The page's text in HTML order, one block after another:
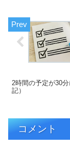
2時間の予定が30
記）
コメント